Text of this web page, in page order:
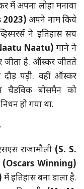
में अपना लोहा मनावा
2023) अपने नाम किये
ने इतिहास सच
Naatu) गाने ने
जीता है. ऑस्कर जीतते
पड़ी. वहीं ऑस्कर
चैडविक बोसमैन को
हो गया था.
राजामौली (S. S.
(Oscars Winning)
में इतिहास बना डाला है.